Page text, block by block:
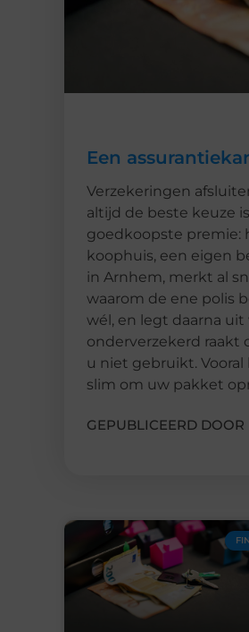
Een
Verzekeringen
altijd de beste keuze
goedkoopste premie:
koophuis, een eigen
in Arnhem, merkt al
waarom de ene polis
wél, en legt daarna
onderverzekerd raakt
u niet gebruikt.
slim om uw pakket
GEPUBLICEERD